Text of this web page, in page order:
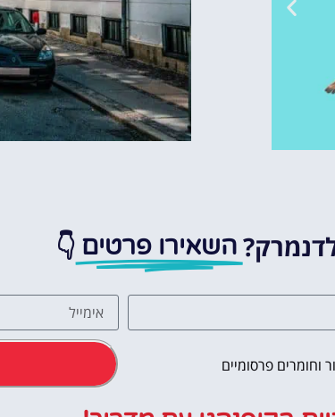
אטרקציות
וסיורים
הפעילויות השוות ביותר
השאירו פרטים 👇
וחומרים פרסומיים